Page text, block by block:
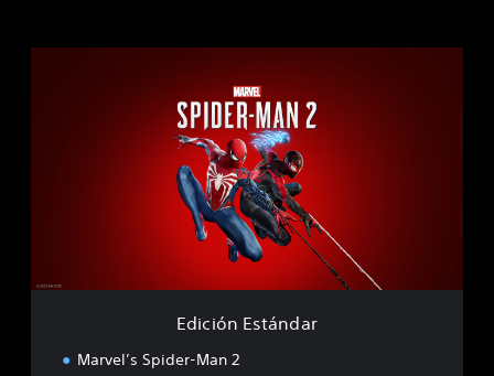
n
Edición Estándar
Marvel’s Spider-Man 2